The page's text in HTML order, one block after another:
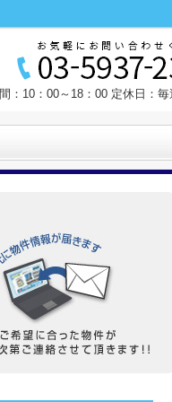
：10：00～18：00 定休日：毎